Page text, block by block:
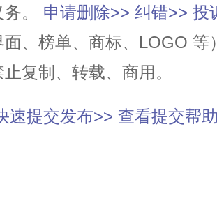
。 申请删除>> 纠错>> 投
、榜单、商标、LOGO
复制、转载、商用。
速提交发布>> 查看提交帮